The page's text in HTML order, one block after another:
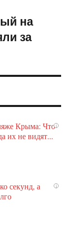
на
за
i
Крыма: Что
их не видят...
i
секунд, а